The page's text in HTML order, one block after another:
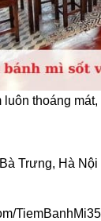
luôn thoáng
Trưng, Hà Nội